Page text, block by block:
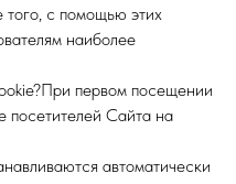
с помощью этих
наиболее
первом посещении
посетителей Сайта на
автоматически